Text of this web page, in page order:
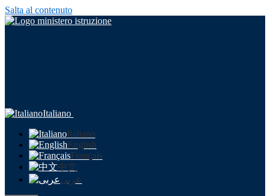
Salta al contenuto
Italiano
Italiano
English
Français
中文
عربى